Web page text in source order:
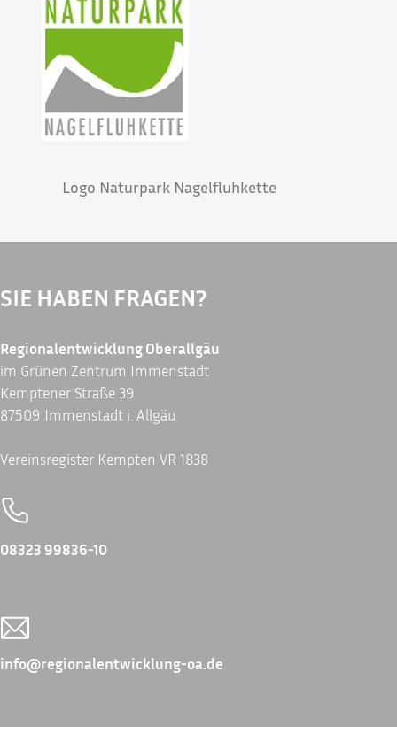
Logo Naturpark Nagelfluhkette
SIE HABEN FRAGEN?
Regionalentwicklung Oberallgäu
im Grünen Zentrum Immenstadt
Kemptener Straße 39
87509 Immenstadt i. Allgäu
Vereinsregister Kempten VR 1838
08323 99836-10
info@regionalentwicklung-oa.de